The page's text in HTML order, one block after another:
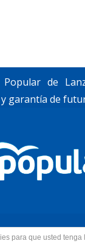
Popular de
garantía de
© 2022
para que usted